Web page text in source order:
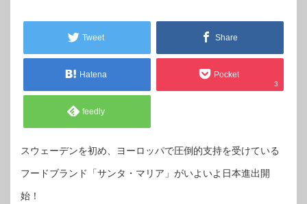
Tweet Share
Hatena Pocket
3
feedly
スウェーデンを初め、ヨーロッパで圧倒的支持を受けている
フードブランド「サンタ・マリア」がいよいよ日本進出開
始！